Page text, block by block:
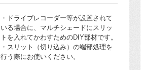
・ドライブレコーダー等が設置されて
いる場合に、マルチシェードにスリッ
トを入れてかわすためのDIY部材です。
・スリット（切り込み）の端部処理を
行う際にお使いください。